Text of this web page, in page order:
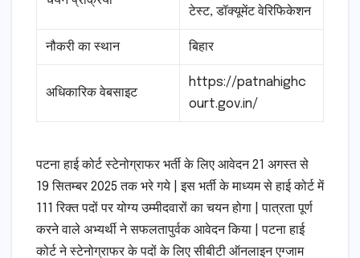
टेस्ट, डॉक्यूमेंट वेरिफिकेशन
नौकरी का स्थान बिहार
अधिकारिक वेबसाइट
https://patnahighc
ourt.gov.in/
पटना हाई कोर्ट स्टेनोग्राफर भर्ती के लिए आवेदन 21 अगस्त से
19 सितम्बर 2025 तक भरे गये | इस भर्ती के माध्यम से हाई कोर्ट में
111 रिक्त पदों पर योग्य उम्मीदवारों का चयन होगा | पात्रता पूर्ण
करने वाले अभ्यर्थी ने सफलतापुर्वक आवेदन किया | पटना हाई
कोर्ट ने स्टेनोग्राफर के पदों के लिए सीबीटी ऑनलाइन एग्जाम